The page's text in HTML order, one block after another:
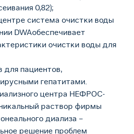
0,82);
система очистки воды
DWAобеспечивает
очистки воды для
для пациентов,
гепатитами.
центра НЕФРОС-
раствор фирмы
диализа –
решение проблем